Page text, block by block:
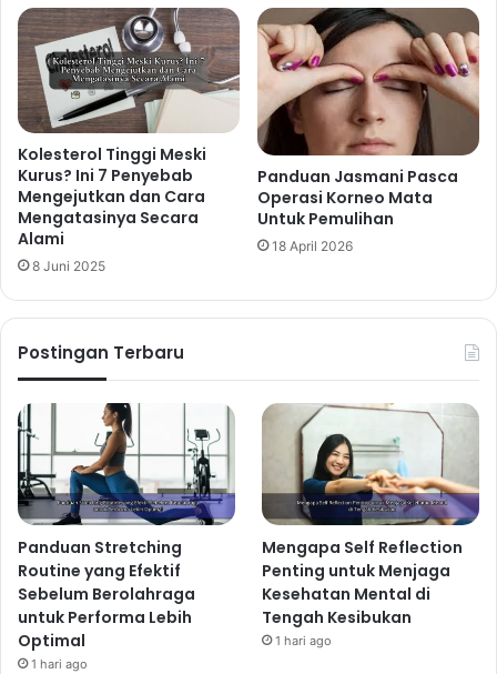
Kolesterol Tinggi Meski
Kurus? Ini 7 Penyebab
Mengejutkan dan Cara
Mengatasinya Secara
Alami
8 Juni 2025
Panduan Jasmani Pasca
Operasi Korneo Mata
Untuk Pemulihan
18 April 2026
Postingan Terbaru
Panduan Stretching
Routine yang Efektif
Sebelum Berolahraga
untuk Performa Lebih
Optimal
1 hari ago
Mengapa Self Reflection
Penting untuk Menjaga
Kesehatan Mental di
Tengah Kesibukan
1 hari ago